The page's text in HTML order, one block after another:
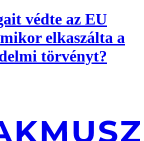
védte az EU
elkaszálta a
törvényt?